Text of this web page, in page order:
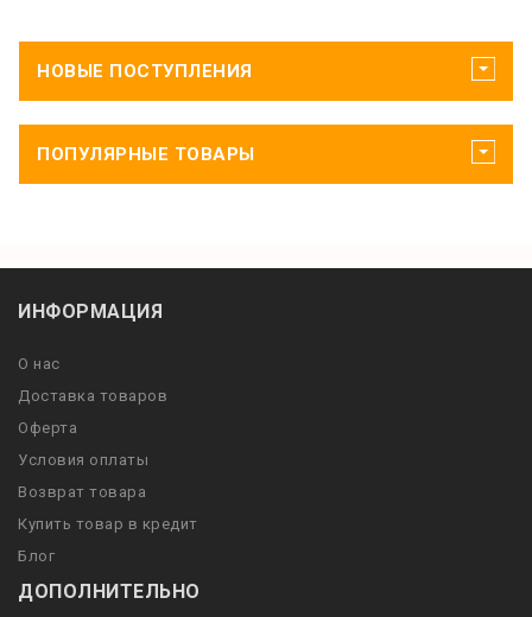
НОВЫЕ ПОСТУПЛЕНИЯ
ПОПУЛЯРНЫЕ ТОВАРЫ
ИНФОРМАЦИЯ
О нас
Доставка товаров
Оферта
Условия оплаты
Возврат товара
Купить товар в кредит
Блог
ДОПОЛНИТЕЛЬНО